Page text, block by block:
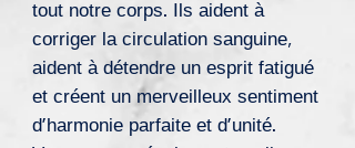
tout notre corps. Ils aident à
corriger la circulation sanguine,
aident à détendre un esprit fatigué
et créent un merveilleux sentiment
d'harmonie parfaite et d'unité.